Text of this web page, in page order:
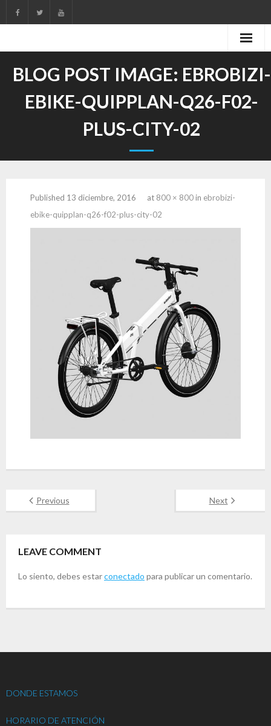
to
BLOG POST IMAGE: EBROBIZI-
EBIKE-QUIPPLAN-Q26-F02-
PLUS-CITY-02
Published 13 diciembre, 2016 at 800 × 800in ebrobizi-
ebike-quipplan-q26-f02-plus-city-02
Previous Next
LEAVE COMMENT
Lo siento, debes estarconectado para publicar un comentario.
DONDE ESTAMOS
HORARIO DE ATENCIÓN